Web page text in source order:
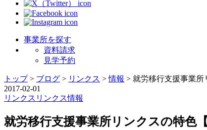
事業所を探す
資料請求
見学予約
トップ> ブログ > リンクス >情報 > 就労移行支援事業所
2017-02-01
リンクス リンクス情報
就労移行支援事業所リンクスの特色【